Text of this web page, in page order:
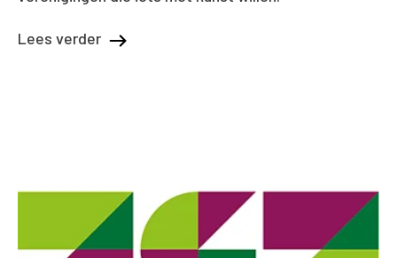
Lees verder